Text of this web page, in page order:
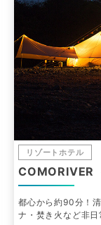
リゾートホテル
COMORIVER
都心から約90分！
ナ・焚き火など非日